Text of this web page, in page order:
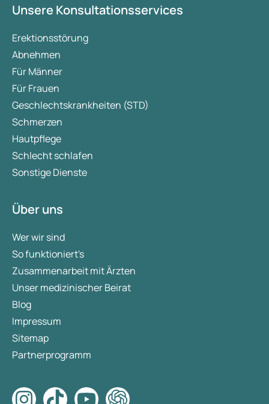
Unsere Konsultationsservices
Erektionsstörung
Abnehmen
Für Männer
Für Frauen
Geschlechtskrankheiten (STD)
Schmerzen
Hautpflege
Schlecht schlafen
Sonstige Dienste
Über uns
Wer wir sind
So funktioniert's
Zusammenarbeit mit Ärzten
Unser medizinischer Beirat
Blog
Impressum
Sitemap
Partnerprogramm